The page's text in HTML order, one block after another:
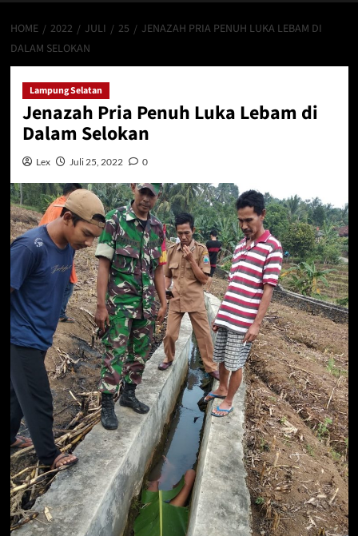
HOME 2022 JULI 25
JENAZAH PRIA PENUH LUKA LEBAM DI
DALAM SELOKAN
Lampung Selatan
Jenazah Pria Penuh Luka Lebam di
Dalam Selokan
Lex Juli 25, 2022 0